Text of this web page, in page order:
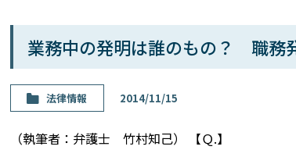
業務中の発明は誰のもの？ 職務
法律情報 2014/11/15
（執筆者：弁護士 竹村知己） 【Ｑ.】